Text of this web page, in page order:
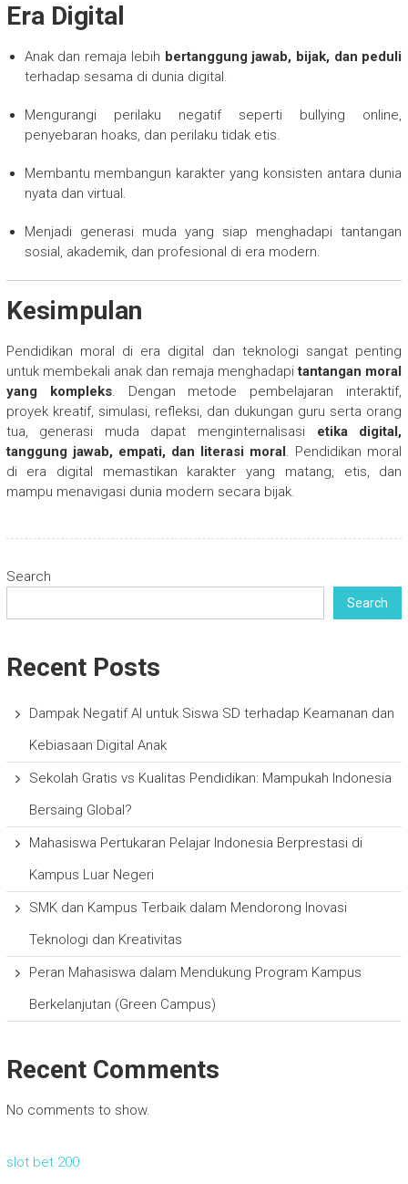
Era Digital
Anak dan remaja lebih bertanggung jawab, bijak, dan peduli
terhadap sesama di dunia digital.
Mengurangi perilaku negatif seperti bullying online,
penyebaran hoaks, dan perilaku tidak etis.
Membantu membangun karakter yang konsisten antara dunia
nyata dan virtual.
Menjadi generasi muda yang siap menghadapi tantangan
sosial, akademik, dan profesional di era modern.
Kesimpulan
Pendidikan moral di era digital dan teknologi sangat penting
untuk membekali anak dan remaja menghadapitantangan moral
yang kompleks. Dengan metode pembelajaran interaktif,
proyek kreatif, simulasi, refleksi, dan dukungan guru serta orang
tua, generasi muda dapat menginternalisasi etika digital,
tanggung jawab, empati, dan literasi moral. Pendidikan moral
di era digital memastikan karakter yang matang, etis, dan
mampu menavigasi dunia modern secara bijak.
Search
Search
Recent Posts
Dampak Negatif AI untuk Siswa SD terhadap Keamanan dan
Kebiasaan Digital Anak
Sekolah Gratis vs Kualitas Pendidikan: Mampukah Indonesia
Bersaing Global?
Mahasiswa Pertukaran Pelajar Indonesia Berprestasi di
Kampus Luar Negeri
SMK dan Kampus Terbaik dalam Mendorong Inovasi
Teknologi dan Kreativitas
Peran Mahasiswa dalam Mendukung Program Kampus
Berkelanjutan (Green Campus)
Recent Comments
No comments to show.
slot bet 200